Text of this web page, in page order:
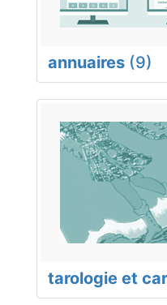
annuaires (9)
tarologie et